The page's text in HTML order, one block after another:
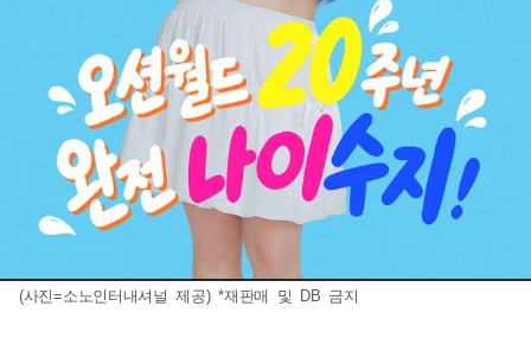
(사진=소노인터내셔널 제공) *재판매 및 DB 금지